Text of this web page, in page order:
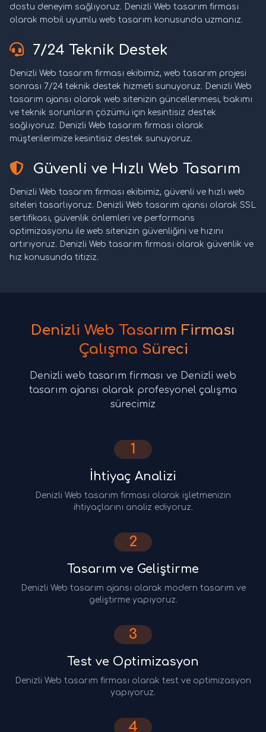
dostu deneyim sağlıyoruz. Denizli Web tasarım firması
olarak mobil uyumlu web tasarım konusunda uzmanız.
7/24 Teknik Destek
Denizli Web tasarım firması ekibimiz, web tasarım projesi
sonrası 7/24 teknik destek hizmeti sunuyoruz. Denizli Web
tasarım ajansı olarak web sitenizin güncellenmesi, bakımı
ve teknik sorunların çözümü için kesintisiz destek
sağlıyoruz. Denizli Web tasarım firması olarak
müşterilerimize kesintisiz destek sunuyoruz.
Güvenli ve Hızlı Web Tasarım
Denizli Web tasarım firması ekibimiz, güvenli ve hızlı web
siteleri tasarlıyoruz. Denizli Web tasarım ajansı olarak SSL
sertifikası, güvenlik önlemleri ve performans
optimizasyonu ile web sitenizin güvenliğini ve hızını
artırıyoruz. Denizli Web tasarım firması olarak güvenlik ve
hız konusunda titiziz.
Denizli Web Tasarım Firması
Çalışma Süreci
Denizli web tasarım firması ve Denizli web
tasarım ajansı olarak profesyonel çalışma
sürecimiz
1
İhtiyaç Analizi
Denizli Web tasarım firması olarak işletmenizin
ihtiyaçlarını analiz ediyoruz.
2
Tasarım ve Geliştirme
Denizli Web tasarım ajansı olarak modern tasarım ve
geliştirme yapıyoruz.
3
Test ve Optimizasyon
Denizli Web tasarım firması olarak test ve optimizasyon
yapıyoruz.
4